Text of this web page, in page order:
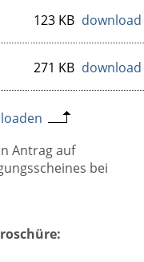
123 KB download
271 KB download
Antrag auf
bei